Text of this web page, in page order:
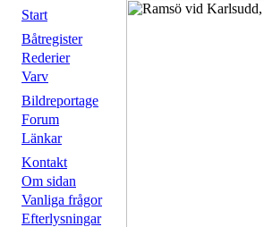
Start
Båtregister
Rederier
Varv
Bildreportage
Forum
Länkar
Kontakt
Om sidan
Vanliga frågor
Efterlysningar